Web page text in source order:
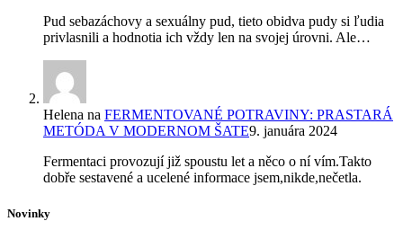
Pud sebazáchovy a sexuálny pud, tieto obidva pudy si ľudia
privlasnili a hodnotia ich vždy len na svojej úrovni. Ale…
Helena na FERMENTOVANÉ POTRAVINY: PRASTARÁ
METÓDA V MODERNOM ŠATE9. januára 2024
Fermentaci provozují již spoustu let a něco o ní vím.Takto
dobře sestavené a ucelené informace jsem,nikde,nečetla.
Novinky